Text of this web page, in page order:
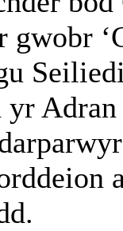
gwobr